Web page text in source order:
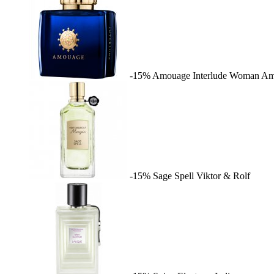
-15% Amouage Interlude Woman
-15% Sage Spell Viktor & Rolf